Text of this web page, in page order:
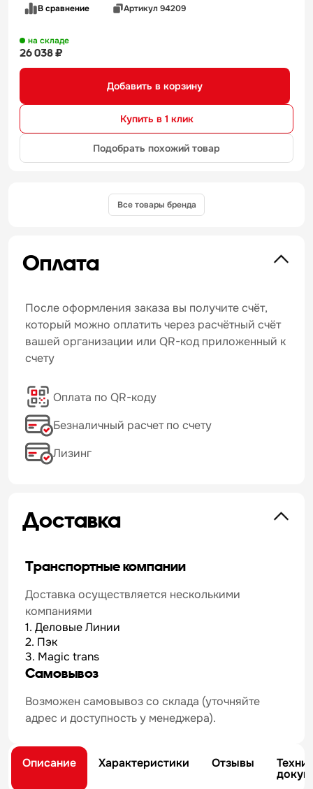
В сравнение Артикул 94209
на складе
26 038 ₽
Добавить в корзину
Купить в 1 клик
Подобрать похожий товар
Все товары бренда
Оплата
После оформления заказа вы получите счёт,
который можно оплатить через расчётный счёт
вашей организации или QR-код приложенный к
счету
Оплата по QR-коду
Безналичный расчет по счету
Лизинг
Доставка
Транспортные компании
Доставка осуществляется несколькими
компаниями
1. Деловые Линии
2. Пэк
3. Magic trans
Самовывоз
Возможен самовывоз со склада (уточняйте
адрес и доступность у менеджера).
Описание Характеристики Отзывы